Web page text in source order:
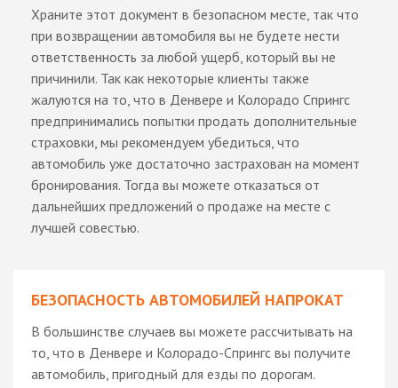
Храните этот документ в безопасном месте, так что
при возвращении автомобиля вы не будете нести
ответственность за любой ущерб, который вы не
причинили. Так как некоторые клиенты также
жалуются на то, что в Денвере и Колорадо Спрингс
предпринимались попытки продать дополнительные
страховки, мы рекомендуем убедиться, что
автомобиль уже достаточно застрахован на момент
бронирования. Тогда вы можете отказаться от
дальнейших предложений о продаже на месте с
лучшей совестью.
БЕЗОПАСНОСТЬ АВТОМОБИЛЕЙ НАПРОКАТ
В большинстве случаев вы можете рассчитывать на
то, что в Денвере и Колорадо-Спрингс вы получите
автомобиль, пригодный для езды по дорогам.